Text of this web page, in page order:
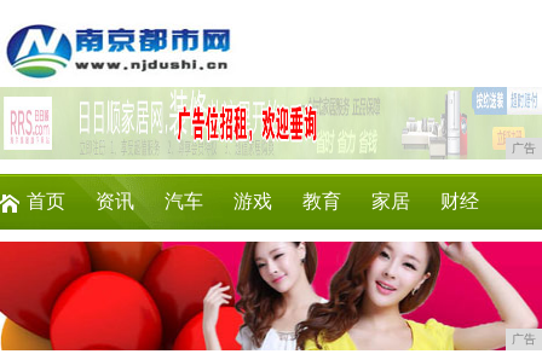
广告
首页 资讯 汽车 游戏 教育 家居 财经
时尚 企业 商讯 微商 消费
广告